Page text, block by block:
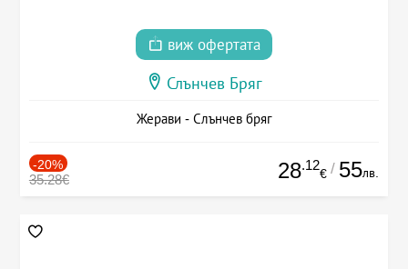
виж офертата
Слънчев Бряг
Жерави - Слънчев бряг
-20%
35.28€ 28.12
€ / 55лв.